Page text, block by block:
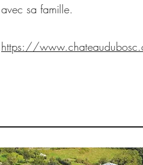
avec sa famille.
https://